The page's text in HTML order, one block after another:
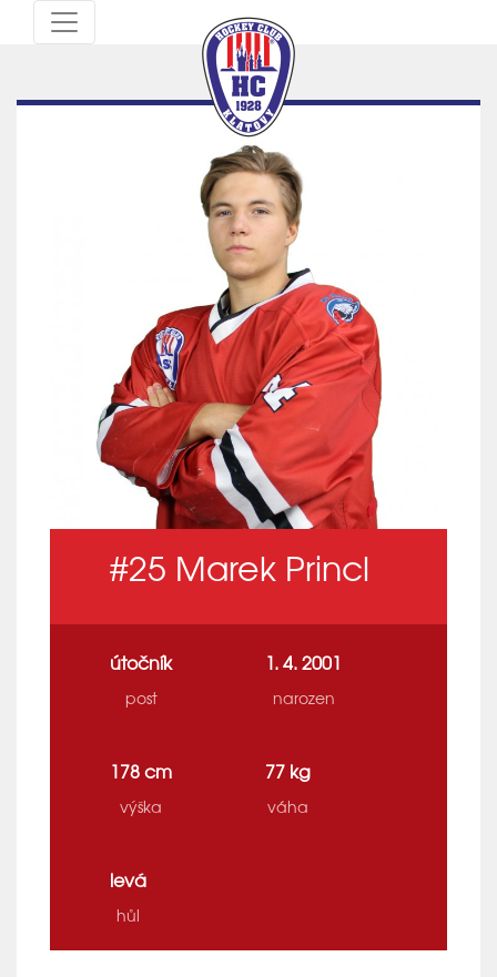
#25 Marek Princl
útočník
post
1. 4. 2001
narozen
178 cm
výška
77 kg
váha
levá
hůl